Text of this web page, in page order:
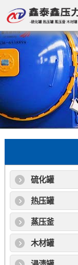
硫化罐
热压罐
蒸压釜
木材罐